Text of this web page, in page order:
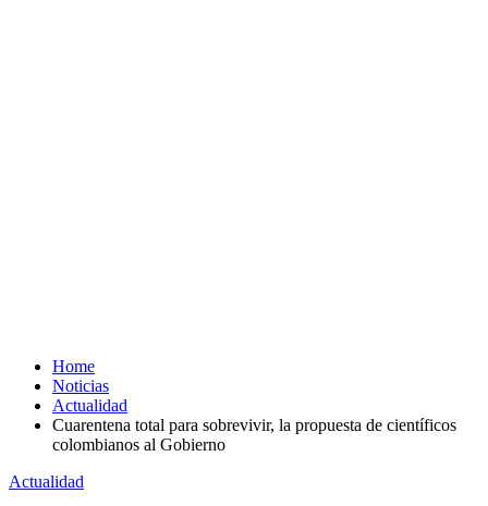
Home
Noticias
Actualidad
Cuarentena total para sobrevivir, la propuesta de científicos
colombianos al Gobierno
Actualidad